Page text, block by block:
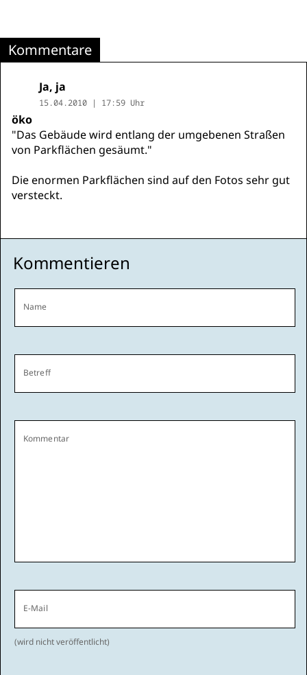
Kommentare
Ja, ja
15.04.2010 | 17:59 Uhr
öko
"Das Gebäude wird entlang der umgebenen Straßen
von Parkflächen gesäumt."
Die enormen Parkflächen sind auf den Fotos sehr gut
versteckt.
Kommentieren
Name
Betreff
Kommentar
E-Mail
(wird nicht veröffentlicht)